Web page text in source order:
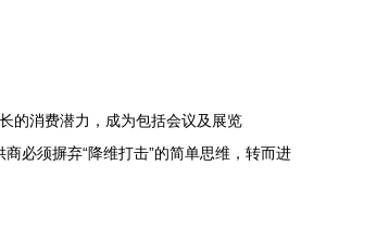
的消费潜力，成为包括会议及展览
必须摒弃“降维打击”的简单思维，转而进